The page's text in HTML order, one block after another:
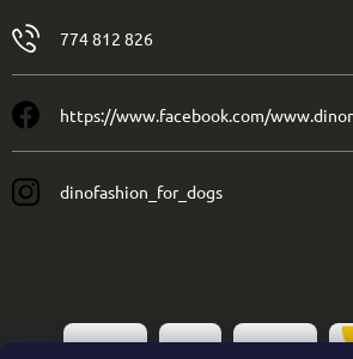
774 812 826
https://www.facebook.com/
dinofashion_for_dogs